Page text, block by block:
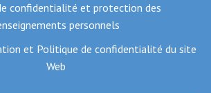
confidentialité et protection des
personnels
et Politique de confidentialité du site
Web